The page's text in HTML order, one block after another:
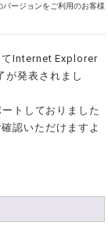
ージョンをご利用のお客様
Internet Explorer
が発表されまし
トしておりました
認いただけますよ